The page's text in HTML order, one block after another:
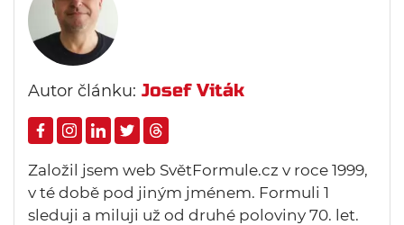
Autor článku: Josef Viták
Založil jsem web SvětFormule.cz v roce 1999,
v té době pod jiným jménem. Formuli 1
sleduji a miluji už od druhé poloviny 70. let.